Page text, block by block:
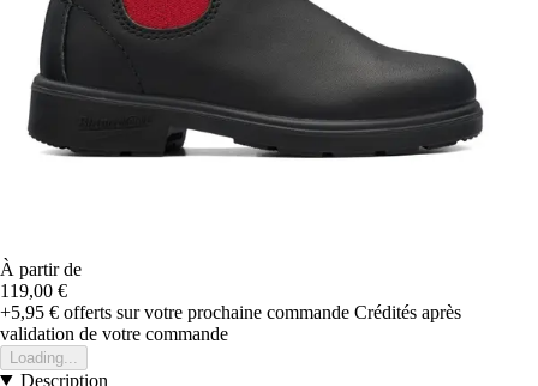
À partir de
119,00 €
+5,95 € offerts sur votre prochaine commande Crédités après
validation de votre commande
Loading...
Description